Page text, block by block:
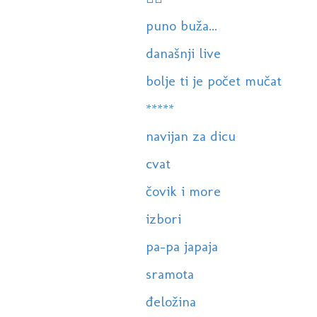
puno buža...
današnji live
bolje ti je počet mučat
*****
navijan za dicu
cvat
čovik i more
izbori
pa-pa japaja
sramota
đeložina